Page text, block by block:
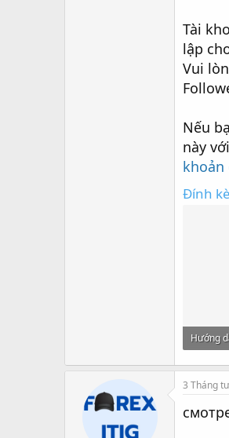
Tài
lập
Vui
Nếu
này
khoản
Đính
3 Tháng